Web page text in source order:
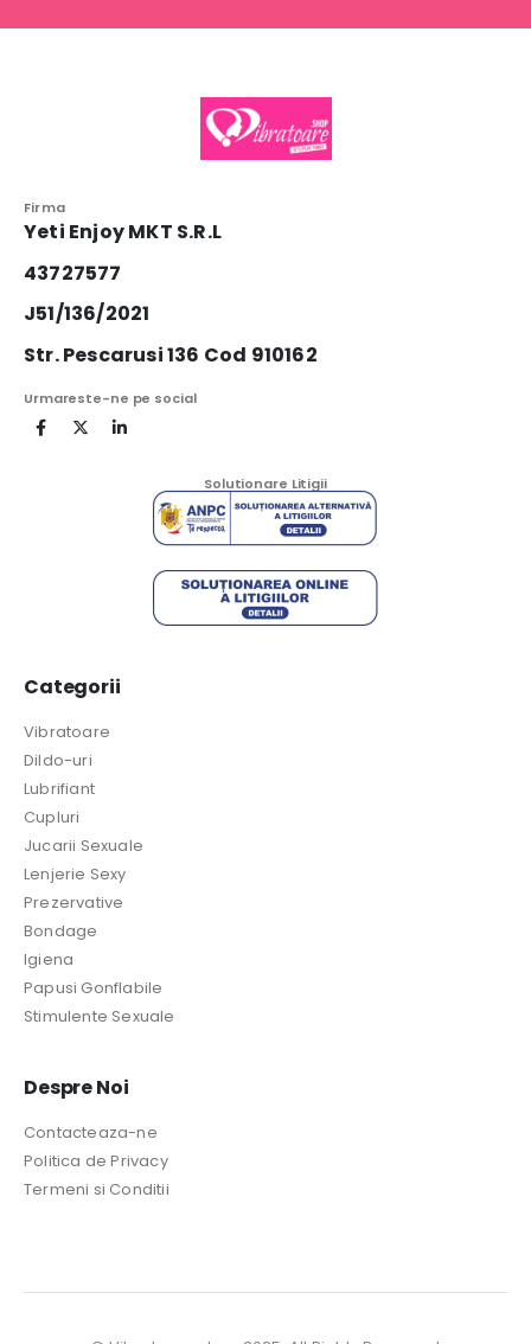
Firma
Yeti Enjoy MKT S.R.L
43727577
J51/136/2021
Str. Pescarusi 136 Cod 910162
Urmareste-ne pe social
Solutionare Litigii
Categorii
Vibratoare
Dildo-uri
Lubrifiant
Cupluri
Jucarii Sexuale
Lenjerie Sexy
Prezervative
Bondage
Igiena
Papusi Gonflabile
Stimulente Sexuale
Despre Noi
Contacteaza-ne
Politica de Privacy
Termeni si Conditii